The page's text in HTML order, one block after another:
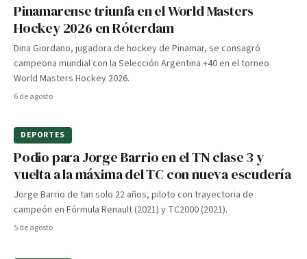
Pinamarense triunfa en el World Masters
Hockey 2026 en Róterdam
Dina Giordano, jugadora de hockey de Pinamar, se consagró
campeona mundial con la Selección Argentina +40 en el torneo
World Masters Hockey 2026.
6 de agosto
DEPORTES
Podio para Jorge Barrio en el TN clase 3 y
vuelta a la máxima del TC con nueva escudería
Jorge Barrio de tan solo 22 años, piloto con trayectoria de
campeón en Fórmula Renault (2021) y TC2000 (2021).
5 de agosto